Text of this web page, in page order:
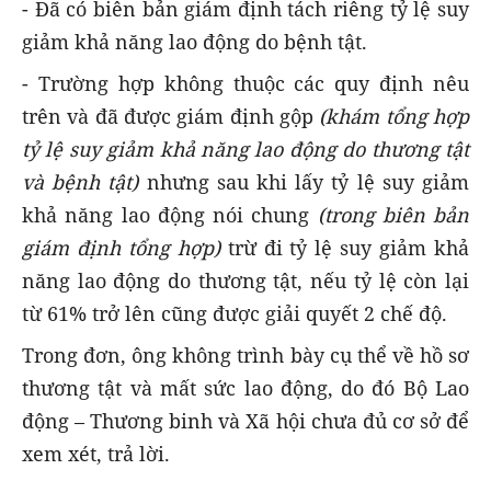
- Đã có biên bản giám định tách riêng tỷ lệ suy
giảm khả năng lao động do bệnh tật.
- Trường hợp không thuộc các quy định nêu
trên và đã được giám định gộp (khám tổng hợp
tỷ lệ suy giảm khả năng lao động do thương tật
và bệnh tật)nhưng sau khi lấy tỷ lệ suy giảm
khả năng lao động nói chung (trong biên bản
giám định tổng hợp)trừ đi tỷ lệ suy giảm khả
năng lao động do thương tật, nếu tỷ lệ còn lại
từ 61% trở lên cũng được giải quyết 2 chế độ.
Trong đơn, ông không trình bày cụ thể về hồ sơ
thương tật và mất sức lao động, do đó Bộ Lao
động – Thương binh và Xã hội chưa đủ cơ sở để
xem xét, trả lời.